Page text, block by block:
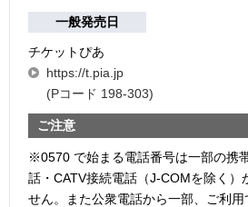
一般発売日
チケットぴあ
https://t.pia.jp
(Pコード 198-303)
ご注意
※0570 で始まる電話番号は一部の携
話・CATV接続電話（J-COMを除く）
せん。また公衆電話から一部、ご利用